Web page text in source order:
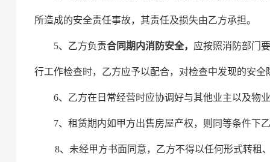
所造成的安全责任事故，其责任及损失由乙方承担。
5、乙方负责合同期内消防安全， 应按照消防部门
行工作检查时，乙方应予以配合，对检查中发现的安全
6、乙方在日常经营时应协调好与其他业主以及物
7、租赁期内如甲方出售房屋产权，则同等条件下
8、 未经甲方书面同意， 乙方不得以任何形式转租